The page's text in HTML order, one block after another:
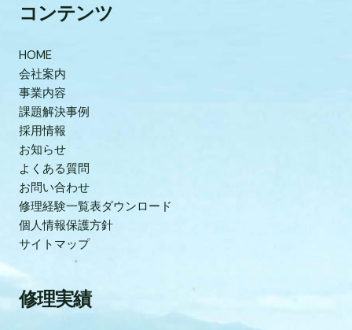
コンテンツ
HOME
会社案内
事業内容
課題解決事例
採用情報
お知らせ
よくある質問
お問い合わせ
修理経験一覧表ダウンロード
個人情報保護方針
サイトマップ
修理実績